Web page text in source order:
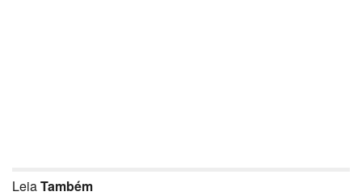
LeiaTambém